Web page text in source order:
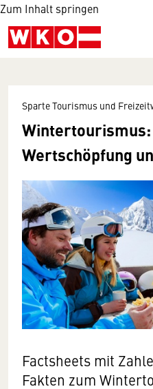
Zum Inhalt springen
Sparte Tourismus und
Wertschöpfung
Factsheets mit
Fakten zum